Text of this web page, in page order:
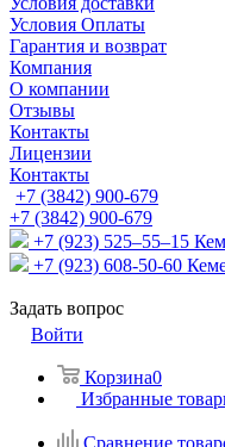
Условия Оплаты
Гарантия и возврат
Компания
О компании
Отзывы
Контакты
Лицензии
Контакты
+7 (3842) 900-679
+7 (3842) 900-679
+7 (923) 525–55–15
+7 (923) 608-50-60
Задать вопрос
Войти
Корзина0
Избранные
Сравнение